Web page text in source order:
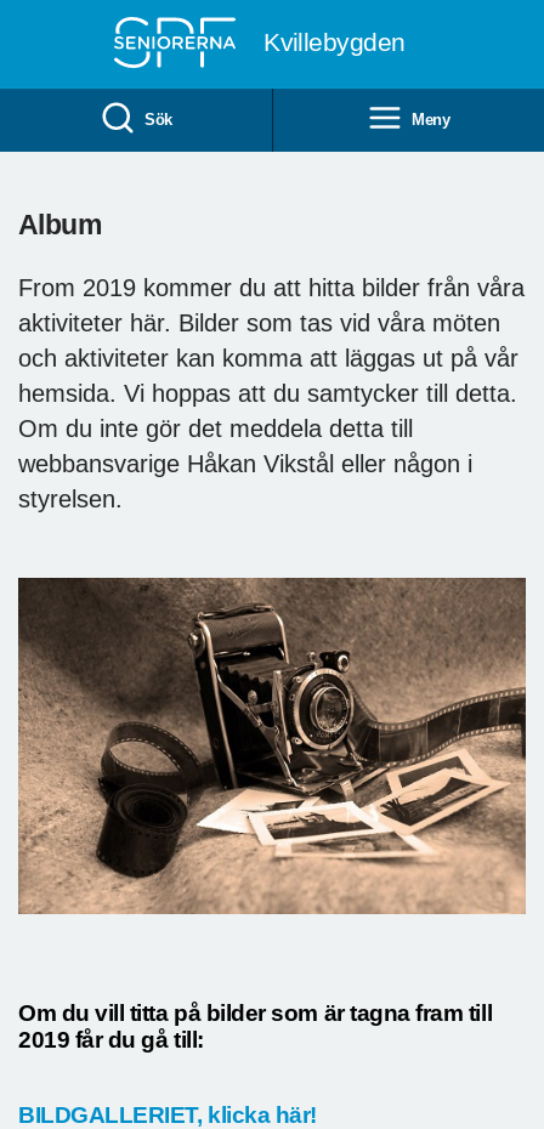
Kvillebygden
Sök Meny
Album
From 2019 kommer du att hitta bilder från våra
aktiviteter här. Bilder som tas vid våra möten
och aktiviteter kan komma att läggas ut på vår
hemsida. Vi hoppas att du samtycker till detta.
Om du inte gör det meddela detta till
webbansvarige Håkan Vikstål eller någon i
styrelsen.
Om du vill titta på bilder som är tagna fram till
2019 får du gå till:
BILDGALLERIET, klicka här!